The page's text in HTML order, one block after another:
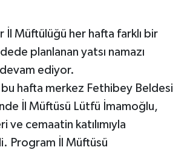
İl Müftülüğü her hafta farklı bir
planlanan yatsı namazı
devam ediyor.
hafta merkez Fethibey Beldesi
İl Müftüsü Lütfü İmamoğlu,
ve cemaatin katılımıyla
Program İl Müftüsü